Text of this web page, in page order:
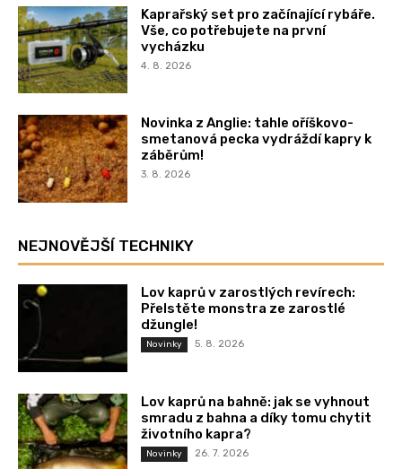
Kaprařský set pro začínající rybáře.
Vše, co potřebujete na první
vycházku
4. 8. 2026
Novinka z Anglie: tahle oříškovo-
smetanová pecka vydráždí kapry k
záběrům!
3. 8. 2026
NEJNOVĚJŠÍ TECHNIKY
Lov kaprů v zarostlých revírech:
Přelstěte monstra ze zarostlé
džungle!
Novinky 5. 8. 2026
Lov kaprů na bahně: jak se vyhnout
smradu z bahna a díky tomu chytit
životního kapra?
Novinky 26. 7. 2026